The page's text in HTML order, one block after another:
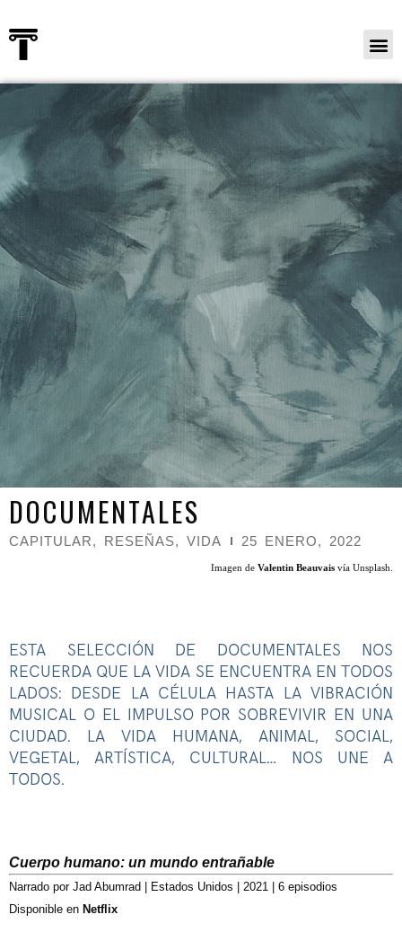
DOCUMENTALES
CAPITULAR, RESEÑAS, VIDA 25 ENERO, 2022
Imagen de Valentin Beauvais vía Unsplash.
ESTA SELECCIÓN DE DOCUMENTALES NOS
RECUERDA QUE LA VIDA SE ENCUENTRA EN TODOS
LADOS: DESDE LA CÉLULA HASTA LA VIBRACIÓN
MUSICAL O EL IMPULSO POR SOBREVIVIR EN UNA
CIUDAD. LA VIDA HUMANA, ANIMAL, SOCIAL,
VEGETAL, ARTÍSTICA, CULTURAL… NOS UNE A
TODOS.
Cuerpo humano: un mundo entrañable
Narrado por Jad Abumrad | Estados Unidos | 2021 | 6 episodios
Disponible en Netflix